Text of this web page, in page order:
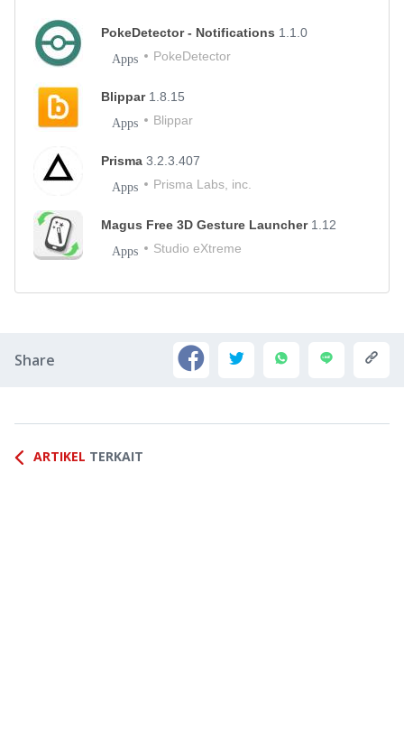
PokeDetector - Notifications 1.1.0
Apps PokeDetector
Blippar 1.8.15
Apps Blippar
Prisma 3.2.3.407
Apps Prisma Labs, inc.
Magus Free 3D Gesture Launcher 1.12
Apps Studio eXtreme
Share
ARTIKEL TERKAIT